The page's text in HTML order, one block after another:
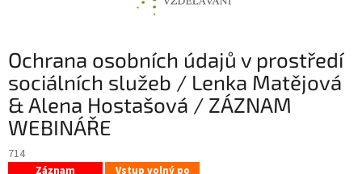
Ochrana osobních údajů v prostředí
sociálních služeb / Lenka Matějová
& Alena Hostašová / ZÁZNAM
WEBINÁŘE
714
Záznam Vstup volný po